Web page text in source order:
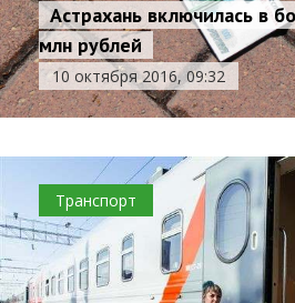
Астрахань включилась в
млн рублей
10 октября 2016, 09:32
Транспорт